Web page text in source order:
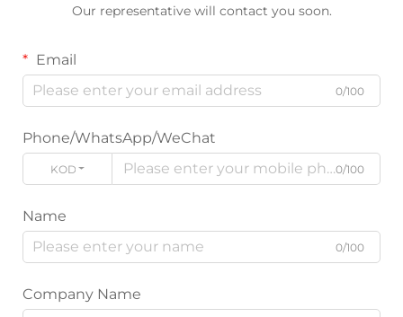
Our representative will contact you soon.
Email
0/100
Phone/WhatsApp/WeChat
KODE 0/100
Name
0/100
Company Name